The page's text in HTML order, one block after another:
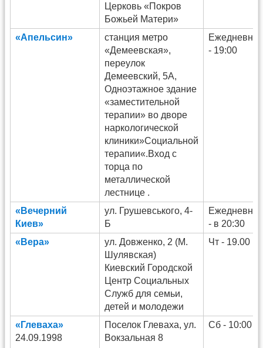
Церковь «Покров
Божьей Матери»
«Апельсин»
станция метро
«Демеевская»,
переулок
Демеевский, 5А,
Одноэтажное здание
«заместительной
терапии» во дворе
наркологической
клиники»Социальной
терапии«.Вход с
торца по
металлической
лестнице .
Ежедневно
- 19:00
«Вечерний
Киев»
ул. Грушевського, 4-
Б
Ежедневно
- в 20:30
«Вера»
ул. Довженко, 2 (М.
Шулявская)
Киевский Городской
Центр Социальных
Служб для семьи,
детей и молодежи
Чт - 19.00
«Глеваха»
24.09.1998
Поселок Глеваха, ул.
Вокзальная 8
Сб - 10:00